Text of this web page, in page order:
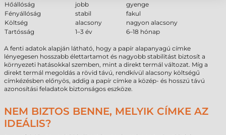
Hőállóság
jobb
gyenge
Fényállóság
stabil
fakul
Költség
alacsony
nagyon alacsony
Tartósság
1–3 év 6–18 hónap
A fenti adatok alapján látható, hogy a papír alapanyagú címke
lényegesen hosszabb élettartamot és nagyobb stabilitást biztosít a
környezeti hatásokkal szemben, mint a direkt termál változat. Míg a
direkt termál megoldás a rövid távú, rendkívül alacsony költségű
címkézésben előnyös, addig a papír címke a közép- és hosszú távú
azonosítási feladatok biztonságos eszköze.
NEM BIZTOS BENNE, MELYIK CÍMKE AZ
IDEÁLIS?